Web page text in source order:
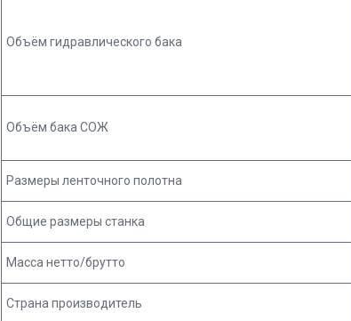
Объём гидравлического бака
Объём бака СОЖ
Размеры ленточного полотна
Общие размеры станка
Масса нетто/брутто
Страна производитель